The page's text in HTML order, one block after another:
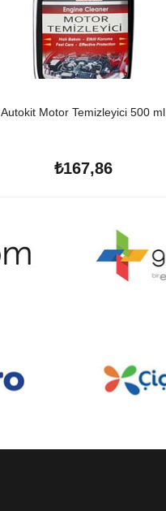
Autokit Motor Temizleyici 500 ml
₺167,86